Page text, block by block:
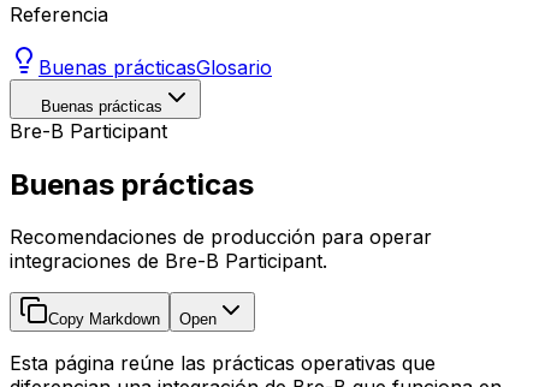
Referencia
Buenas prácticasGlosario
Buenas prácticas
Bre-B Participant
Buenas prácticas
Recomendaciones de producción para operar
integraciones de Bre-B Participant.
Copy Markdown Open
Esta página reúne las prácticas operativas que